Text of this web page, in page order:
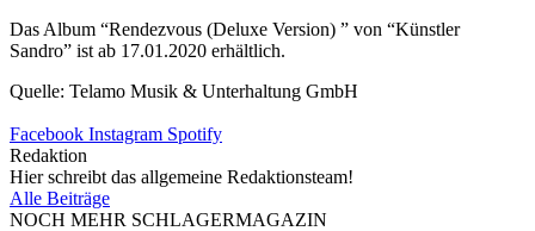
Das Album “Rendezvous (Deluxe Version) ” von “Künstler
Sandro” ist ab 17.01.2020 erhältlich.
Quelle: Telamo Musik & Unterhaltung GmbH
Facebook Instagram Spotify
Redaktion
Hier schreibt das allgemeine Redaktionsteam!
Alle Beiträge
NOCH MEHR SCHLAGERMAGAZIN